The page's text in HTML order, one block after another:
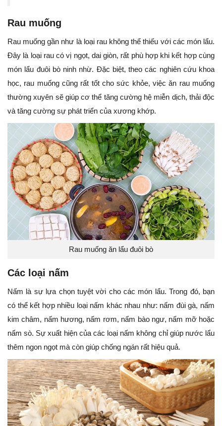
Rau muống
Rau muống gần như là loại rau không thể thiếu với các món lẩu.
Đây là loại rau có vị ngọt, dai giòn, rất phù hợp khi kết hợp cùng
món lẩu đuôi bò ninh nhừ. Đặc biệt, theo các nghiên cứu khoa
học, rau muống cũng rất tốt cho sức khỏe, việc ăn rau muống
thường xuyên sẽ giúp cơ thể tăng cường hệ miễn dịch, thải độc
và tăng cường sự phát triển của xương khớp.
Rau muống ăn lẩu đuôi bò
Các loại nấm
Nấm là sự lựa chọn tuyệt vời cho các món lẩu. Trong đó, bạn
có thể kết hợp nhiều loại nấm khác nhau như: nấm đùi gà, nấm
kim châm, nấm hương, nấm rơm, nấm bào ngư, nấm mỡ hoặc
nấm sò. Sự xuất hiện của các loại nấm không chỉ giúp nước lẩu
thêm ngon ngọt mà còn giúp chống ngán rất hiệu quả.